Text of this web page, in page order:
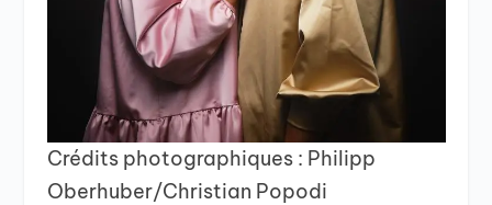
Crédits photographiques : Philipp
Oberhuber/Christian Popodi